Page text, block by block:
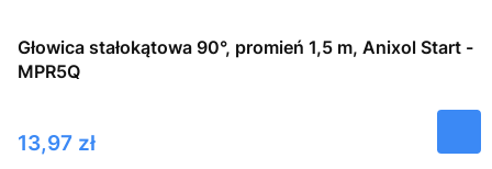
Głowica stałokątowa 90°, promień 1,5 m, Anixol Start -
MPR5Q
Cena
13,97 zł